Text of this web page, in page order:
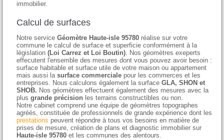
immobilier.
Calcul de surfaces
Notre serviceGéomètre Haute-isle 95780 réalise sur votre
commune le calcul de surface et superficie conformément à la
législation(Loi Carrez et Loi Boutin). Nos géomètres exeperts
effecutent l'ensemble des mesures dont vous pouvez avoir besoin :
surface habitable et surface utile de votre maison ou appartement
mais aussi lasurface commerciale pour les commerces et les
entreprises. Nous calculons également la surfaceGLA, SHON et
SHOB. Nos géomètres effectuent également des mesures avec la
plusgrande précision les terrains constructibles ou non.
Notre cabinet comprend une équipe de géomètres topographes
agréés, constituée de professionnels de grande expérience dont les
prestations peuvent répondre à tous vos besoins en matière de
prises de mesure, création de plans et diagnostic immobilier sur
Haute-isle 95780 et les communes des alentours.